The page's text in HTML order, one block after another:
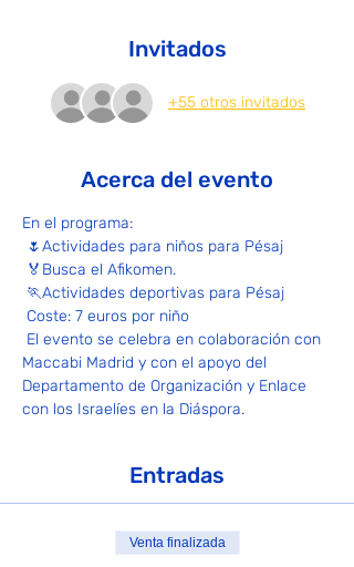
Invitados
+55 otros invitados
Acerca del evento
En el programa:
🌷Actividades para niños para Pésaj
🏅Busca el Afikomen.
🏃Actividades deportivas para Pésaj
Coste: 7 euros por niño
Maccabi Madrid y con el apoyo del
Departamento de Organización y Enlace
con los Israelíes en la Diáspora.
Entradas
Venta finalizada